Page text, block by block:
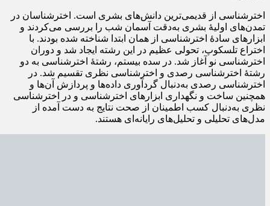
اخترشناسی از قدیمی‌ترین دانش‌های بشری است. اخترشناسان در
تمدن‌های اولیهٔ بشری به‌دقت آسمان شب را بررسی می‌کردند و
ابزارهای سادهٔ اخترشناسی از همان ابتدا شناخته‌ شده بودند. با
اختراع تلسکوپ، تحولی عظیم در این رشته ایجاد شد و دوران
اخترشناسی نو آغاز شد. در سده بیستم، رشتهٔ اخترشناسی به دو
رشتهٔ اخترشناسی رصدی و اخترشناسی نظری تقسیم شد. در
اخترشناسی رصدی به‌دنبال گردآوری داده‌ها و پردازش آن‌ها و
همچنین ساخت و نگهداری ابزارهای اخترشناسی و در اخترشناسی
نظری به‌دنبال کسب اطمینان از صحت نتایج به دست‌ آمده از
مدل‌های تحلیلی و تحلیل‌های رایانه‌ای هستند.